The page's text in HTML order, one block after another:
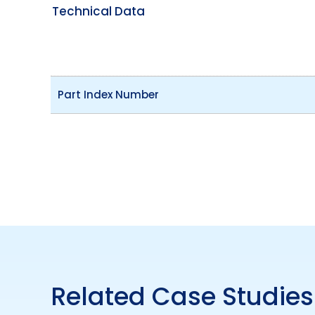
Technical Data
Part Index Number
Related Case Studies